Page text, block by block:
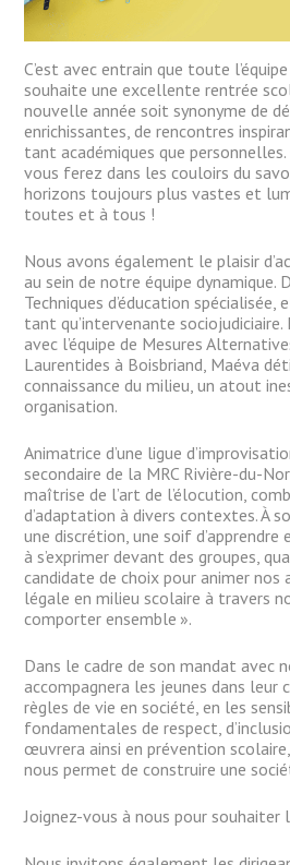
C’est avec entrain que toute
souhaite une excellente rentrée
nouvelle année soit synonyme de
enrichissantes, de rencontres
tant académiques que personnelles.
vous ferez dans les couloirs du
horizons toujours plus vastes et
toutes et à tous !
Nous avons également le plaisir
au sein de notre équipe dynamique.
Techniques d’éducation spécialisée,
tant qu’intervenante
avec l’équipe de Mesures
Laurentides à Boisbriand, Maéva
connaissance du milieu, un atout
organisation.
Animatrice d’une ligue
secondaire de la MRC Rivière-du-
maîtrise de l’art de l’élocution,
d’adaptation à divers contextes. À
une discrétion, une soif
à s’exprimer devant des groupes,
candidate de choix pour animer nos
légale en milieu scolaire à travers
comporter ensemble ».
Dans le cadre de son mandat avec
accompagnera les jeunes dans leur
règles de vie en société, en les
fondamentales de respect,
œuvrera ainsi en prévention
nous permet de construire une
Joignez-vous à nous pour souhaiter